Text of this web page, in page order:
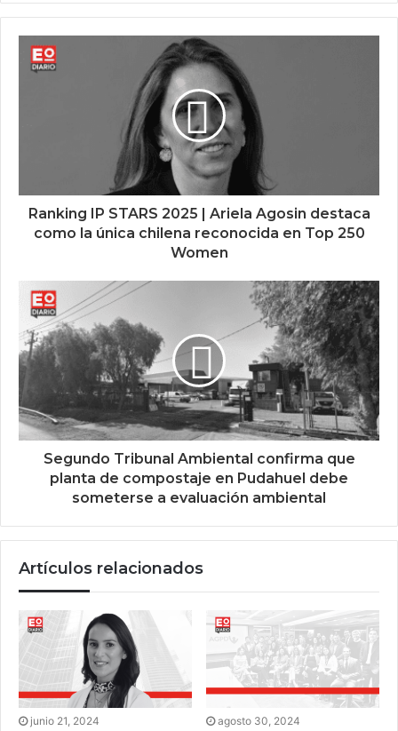
Ranking IP STARS 2025 | Ariela Agosin destaca
como la única chilena reconocida en Top 250
Women
Segundo Tribunal Ambiental confirma que
planta de compostaje en Pudahuel debe
someterse a evaluación ambiental
Artículos relacionados
junio 21, 2024 agosto 30, 2024